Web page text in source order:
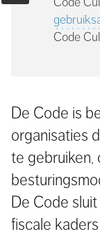
Code
De Code is
organisaties
te gebruiken,
De Code
fiscale